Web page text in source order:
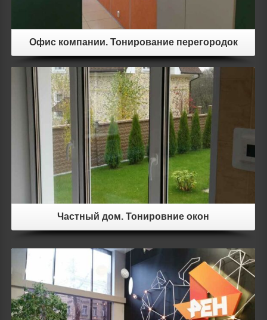
Офис компании. Тонирование перегородок
Details
Частный дом. Тонировние окон
Details